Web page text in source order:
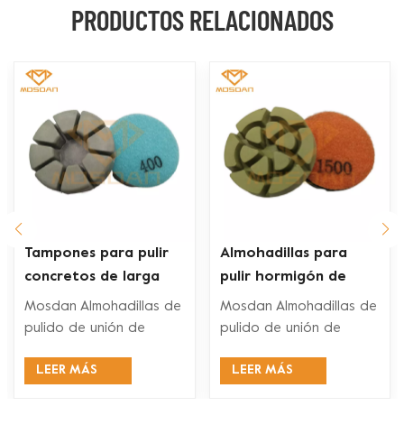
PRODUCTOS RELACIONADOS
Almohadillas para
pulir pisos de
concreto con unión de
resina de 3 pulgadas
Mosdan Almohadillas de
pulido de unión de
para máquinas
LEER MÁS
Discos de pulido de
hormigón Typhoon
Resin Bond de 3
pulgadas
Mosdan Almohadillas de
pulido de unión de
para máquinas
LEER MÁS